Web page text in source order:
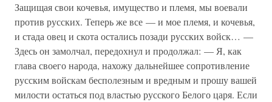
Защищая свои кочевья, имущество и племя, мы воевали
против русских. Теперь же все — и мое племя, и кочевья,
и стада овец и скота остались позади русских войск… —
Здесь он замолчал, передохнул и продолжал: — Я, как
глава своего народа, нахожу дальнейшее сопротивление
русским войскам бесполезным и вредным и прошу вашей
милости остаться под властью русского Белого царя. Если